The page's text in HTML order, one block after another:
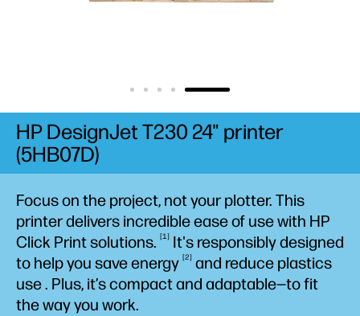
Focus on the project, not your plotter. This
printer delivers incredible ease of use with HP
Click Printsolutions. 1
It's responsibly designed
to help you saveenergy 2
and reduce plastics
use. Plus, it’s compact and adaptable—to fit
the way you work.
HP DesignJet T230 24" printer
(5HB07D)